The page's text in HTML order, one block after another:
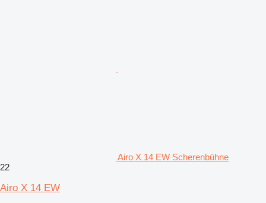
Airo X 14 EW Scherenbühne
22
Airo X 14 EW